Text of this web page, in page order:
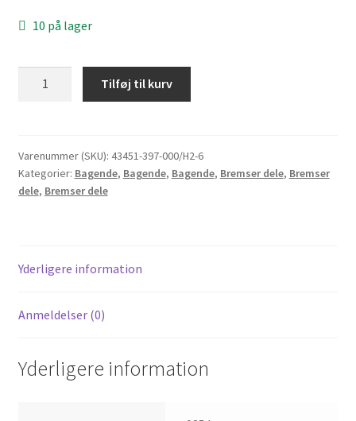
10 på lager
Tilføj til kurv
Varenummer (SKU): 43451-397-000/H2-6
Kategorier: Bagende, Bagende, Bagende, Bremser dele, Bremser
dele, Bremser dele
Yderligere information
Anmeldelser (0)
Yderligere information